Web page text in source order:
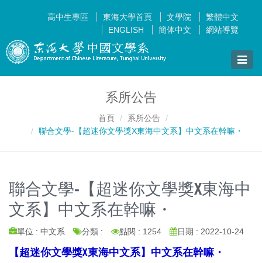
高中生專區 東海大學首頁 文學院
繁體中文
ENGLISH
簡体中文 網站導覽
Toggle
系所公告
首頁
系所公告
聯合文學-【超迷你文學獎X東海中文系】中文系在幹嘛・
聯合文學-【超迷你文學獎X東海中
文系】中文系在幹嘛・
單位 : 中文系 分類 : 點閱 : 1254 日期 : 2022-10-24
【超迷你文學獎X東海中文系】中文系在幹嘛・